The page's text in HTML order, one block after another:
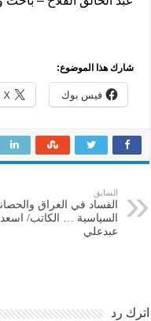
شارك هذا الموضوع:
فيس بوك X
السابق
الفساد في العراق
السياسية … الكاتب/ اسعد
عبدعلي
اترك رد